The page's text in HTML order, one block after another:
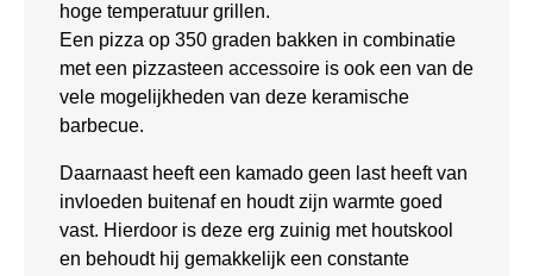
hoge temperatuur grillen.
Een pizza op 350 graden bakken in combinatie
met een pizzasteen accessoire is ook een van de
vele mogelijkheden van deze keramische
barbecue.
Daarnaast heeft een kamado geen last heeft van
invloeden buitenaf en houdt zijn warmte goed
vast. Hierdoor is deze erg zuinig met houtskool
en behoudt hij gemakkelijk een constante